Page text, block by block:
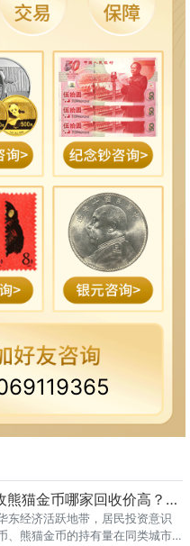
龙港回收熊猫金币哪家回收价高？本地榜单
东经济活跃地带，居民投资意识
、熊猫金币的持有量在同类城市